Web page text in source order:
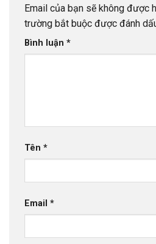
Email của bạn sẽ không được
trường bắt buộc được đánh
Bình luận *
Tên *
Email *